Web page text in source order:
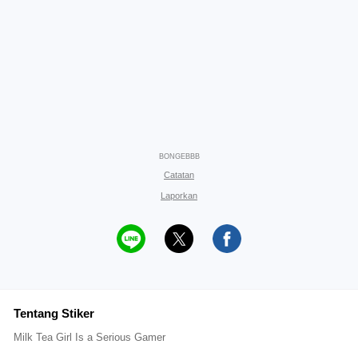
BONGEBBB
Catatan
Laporkan
Tentang Stiker
Milk Tea Girl Is a Serious Gamer